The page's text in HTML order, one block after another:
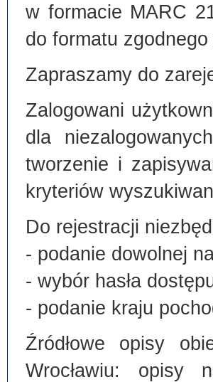
w formacie MARC
do formatu
Zapraszamy do
Zalogowani
dla
tworzenie i
kryteriów
Do rejestracji
- podanie dowolnej
- wybór hasła
- podanie kraju
Źródłowe opisy
Wrocławiu: opisy